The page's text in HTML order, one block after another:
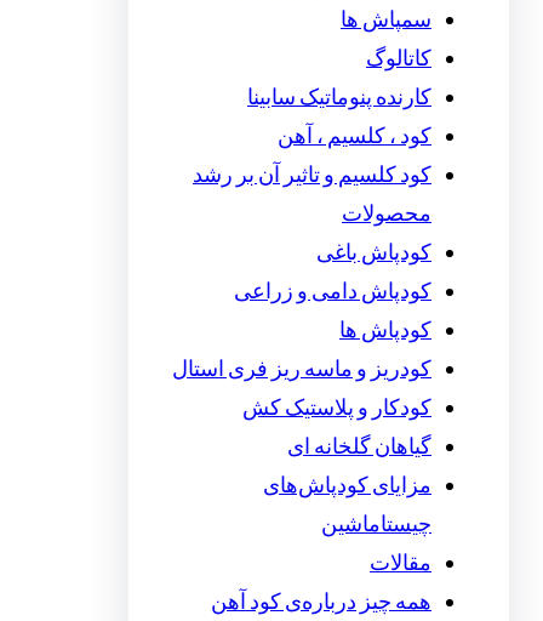
سمپاش ها
کاتالوگ
کارنده پنوماتیک سابینا
کود ، کلسیم ، آهن
کود کلسیم و تاثیر آن بر رشد
محصولات
کودپاش باغی
کودپاش دامی و زراعی
کودپاش ها
کودریز و ماسه ریز فری استال
کودکار و پلاستیک کش
گیاهان گلخانه ای
مزایای کودپاش‌های
چیستاماشین
مقالات
همه چیز درباره‌ی کود آهن